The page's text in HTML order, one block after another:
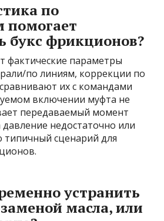
по
помогает
букс фрикционов?
фактические параметры
по линиям, коррекции по
их с командами
включении муфта не
передаваемый момент
недостаточно или
типичный сценарий для
устранить
масла, или